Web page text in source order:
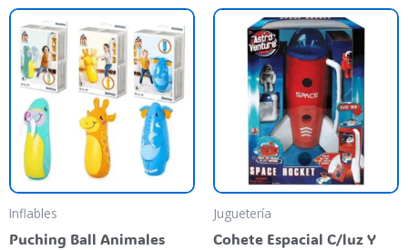
Inflables
Puching Ball Animales
Este
producto
variantes.
opciones
se
pueden
elegir
Juguetería
Cohete Espacial C/luz Y